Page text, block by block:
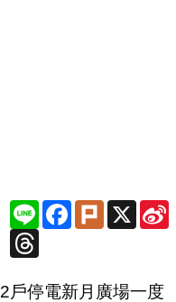
Line Facebook
PlurkX
Threads
戶停電新月廣場一度